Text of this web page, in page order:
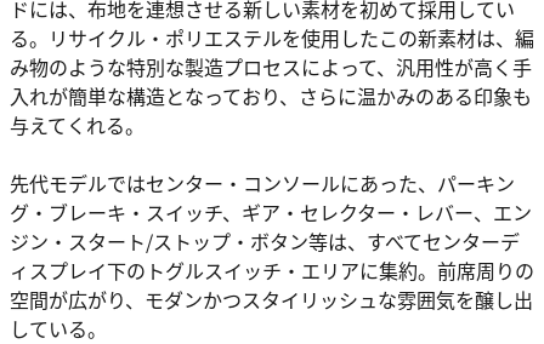
ドには、布地を連想させる新しい素材を初めて採用してい
る。リサイクル・ポリエステルを使用したこの新素材は、編
み物のような特別な製造プロセスによって、汎用性が高く手
入れが簡単な構造となっており、さらに温かみのある印象も
与えてくれる。
先代モデルではセンター・コンソールにあった、パーキン
グ・ブレーキ・スイッチ、ギア・セレクター・レバー、エン
ジン・スタート/ストップ・ボタン等は、すべてセンターデ
ィスプレイ下のトグルスイッチ・エリアに集約。前席周りの
空間が広がり、モダンかつスタイリッシュな雰囲気を醸し出
している。